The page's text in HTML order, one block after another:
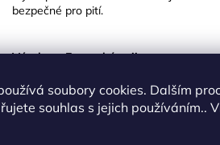
soubory cookies. Dalším
souhlas s jejich používáním..
bezpečné pro pití.
Výroba v Evropské unii
je hrdý na to, že drtivou
že všechny výrobní procesy podléhají
bezpečnost každého produktu.